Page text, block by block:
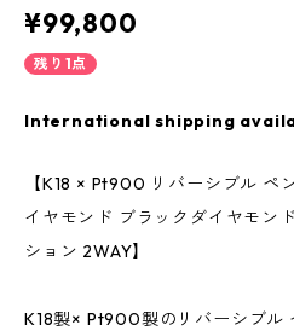
¥99,800
残り1点
International shipping
【K18 × Pt900 リバーシブル ペ
イヤモンド ブラックダイヤモン
ション 2WAY】
K18製× Pt900製のリバーシブル